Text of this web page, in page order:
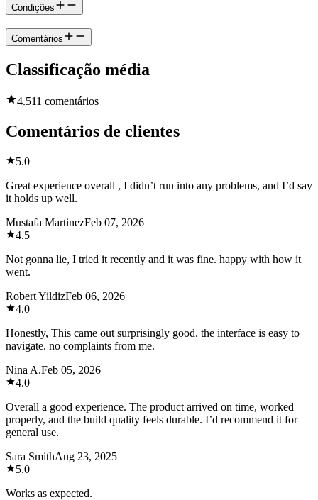
Condições
Comentários
Classificação média
4.511 comentários
Comentários de clientes
5.0
Great experience overall , I didn’t run into any problems, and I’d say
it holds up well.
Mustafa MartinezFeb 07, 2026
4.5
Not gonna lie, I tried it recently and it was fine. happy with how it
went.
Robert YildizFeb 06, 2026
4.0
Honestly, This came out surprisingly good. the interface is easy to
navigate. no complaints from me.
Nina A.Feb 05, 2026
4.0
Overall a good experience. The product arrived on time, worked
properly, and the build quality feels durable. I’d recommend it for
general use.
Sara SmithAug 23, 2025
5.0
Works as expected.